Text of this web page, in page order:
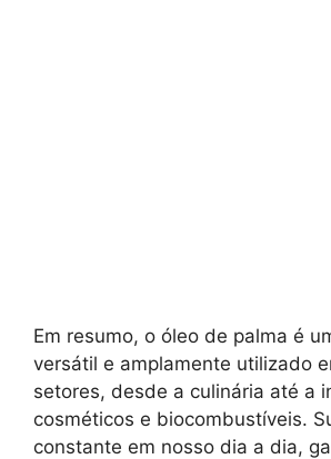
Em resumo, o óleo de palma é
versátil e amplamente utilizado
setores, desde a culinária até a
cosméticos e biocombustíveis.
constante em nosso dia a dia,